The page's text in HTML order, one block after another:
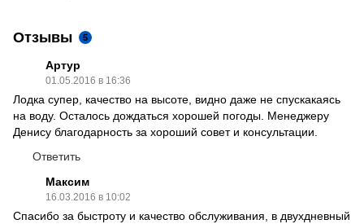
Отзывы 5
Артур
01.05.2016 в 16:36
Лодка супер, качество на высоте, видно даже не спускакаясь
на воду. Осталось дождаться хорошей погоды. Менеджеру
Денису благодарность за хороший совет и консультации.
Ответить
Максим
16.03.2016 в 10:02
Спасибо за быстроту и качество обслуживания, в двухдневный